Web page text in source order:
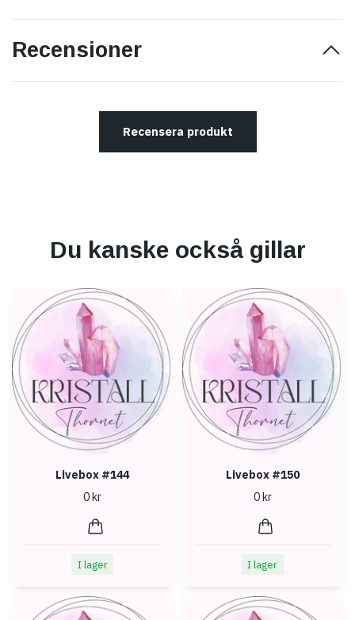
Recensioner
Recensera produkt
Du kanske också gillar
Livebox #144
0 kr
I lager
Livebox #150
0 kr
I lager